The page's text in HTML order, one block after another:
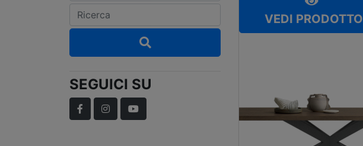
VEDI PRODOTTO
SEGUICI SU
FacebookInstagramYouTube